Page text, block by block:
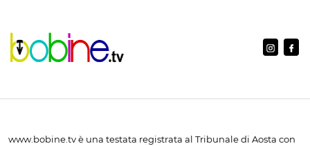
www.bobine.tv è una testata registrata al Tribunale di Aosta con